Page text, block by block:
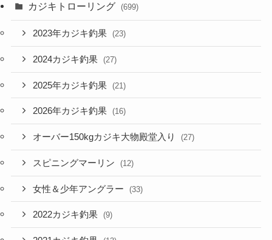
カジキトローリング (699)
2023年カジキ釣果 (23)
2024カジキ釣果 (27)
2025年カジキ釣果 (21)
2026年カジキ釣果 (16)
オーバー150kgカジキ大物殿堂入り (27)
スピニングマーリン (12)
女性＆少年アングラー (33)
2022カジキ釣果 (9)